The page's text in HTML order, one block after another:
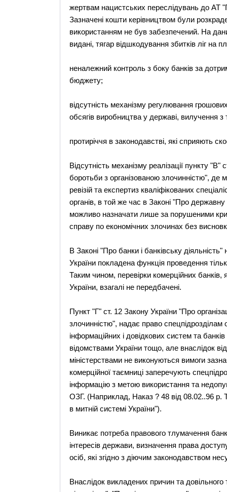
жертвам нацистських переслідувань до АТ
Зазначені кошти керівництвом були
використанням не був забезпечений. На
видані, тягар відшкодування збитків ліг на
неналежний контроль з боку банків за
бюджету;
відсутність механізму регулювання
обсягів виробництва у державі, вилучення з
протиріччя в законодавстві, які сприяють
Відсутність механізму реалізації пункту
боротьби з організованою злочинністю", де
ревізій та експертиз кваліфікованих
органів, в той же час в Законі "Про державну
можливо назначати лише за порушеними
справу по економічних злочинах без
В Законі "Про банки і банківську
України покладена функція проведення
Таким чином, перевірки комерційних банків,
України, взагалі не передбачені.
Пункт "Г" ст. 12 Закону України "Про
злочинністю", надає право
інформаційних і довідкових систем та
відомствами України тощо, але внаслідок
міністерствами не виконуються вимоги
комерційної таємниці заперечують
інформацію з метою використання та
ОЗГ. (Наприклад, Наказ ? 48 від 08.02..96 р.
в митній системі України").
Виникає потреба правового тлумачення
інтересів держави, визначення права
осіб, які згідно з діючим законодавством
Внаслідок викладених причин та